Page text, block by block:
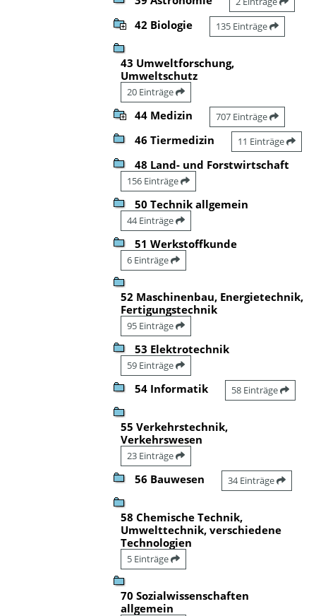
42 Biologie 135 Einträge
43 Umweltforschung,
Umweltschutz
20 Einträge
44 Medizin 707 Einträge
46 Tiermedizin 11 Einträge
48 Land- und Forstwirtschaft
156 Einträge
50 Technik allgemein
44 Einträge
51 Werkstoffkunde
6 Einträge
52 Maschinenbau, Energietechnik,
Fertigungstechnik
95 Einträge
53 Elektrotechnik
59 Einträge
54 Informatik 58 Einträge
55 Verkehrstechnik,
Verkehrswesen
23 Einträge
56 Bauwesen 34 Einträge
58 Chemische Technik,
Umwelttechnik, verschiedene
Technologien
5 Einträge
70 Sozialwissenschaften
allgemein